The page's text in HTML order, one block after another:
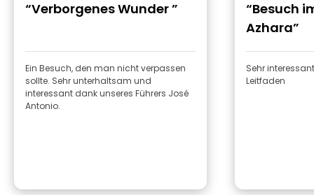
“Verborgenes Wunder ”
Ein Besuch, den man nicht verpassen
sollte. Sehr unterhaltsam und
interessant dank unseres Führers José
Antonio.
“Besuch
Azhara”
Sehr
Leitfaden